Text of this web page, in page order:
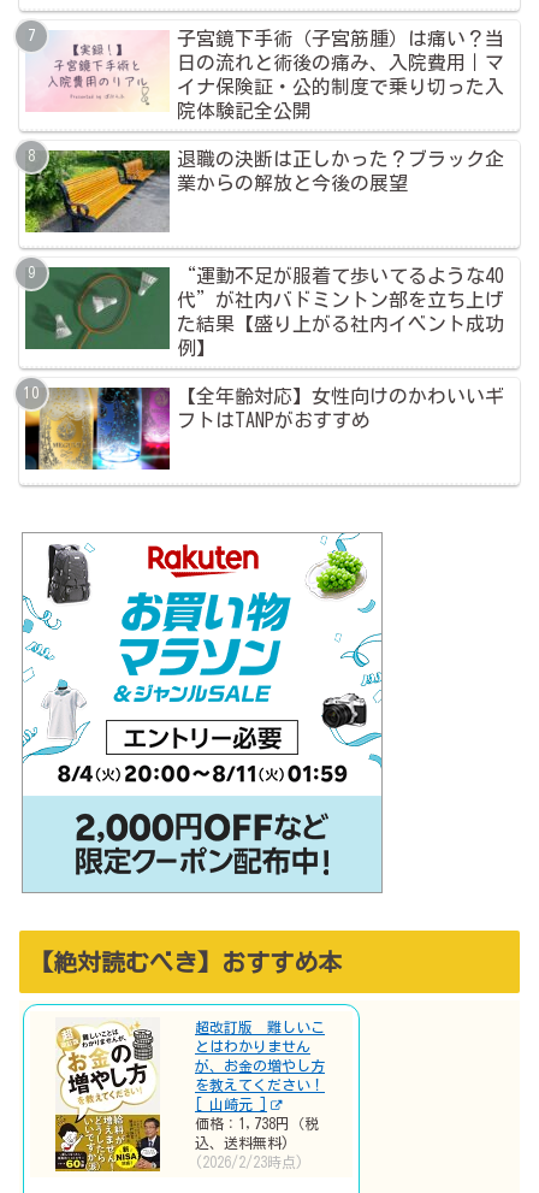
子宮鏡下手術（子宮筋腫）は痛い？当
日の流れと術後の痛み、入院費用｜マ
イナ保険証・公的制度で乗り切った入
院体験記全公開
退職の決断は正しかった？ブラック企
業からの解放と今後の展望
“運動不足が服着て歩いてるような40
代”が社内バドミントン部を立ち上げ
た結果【盛り上がる社内イベント成功
例】
【全年齢対応】女性向けのかわいいギ
フトはTANPがおすすめ
【絶対読むべき】おすすめ本
超改訂版 難しいこ
とはわかりません
が、お金の増やし方
を教えてください！
[ 山崎元 ]
価格：1,738円（税
込、送料無料)
(2026/2/23時点)